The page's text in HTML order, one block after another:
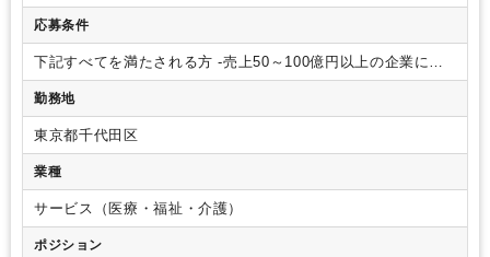
します。 ‐日常経理業務：現金出納帳、月末払請求書等の仕訳
入力、小口現金管理、試算表作成
よび被連結決算業務
‐財務業務：支払関連、銀行対応
‐管理会
計業務：予算作成、予実差異分析、
‐運営ホームの経理業務
（全11ホーム、各ホームに事務担当がおり、その取り纏め）
監査法人対応‐各法律や会計基準の変更等の際の対応 等 ■組
織体制管理部（部長は社長が兼務）-総務課長1名（40代男
性）・経理課長1名（40代女性）
応募条件
下記すべてを満たされる方 ‐売上50～100億円以上の企業にて
経理責任者として業務内容記載の経理実務全般のご経験をお持
ちの方
プレイヤーとしての実務も厭わない方
はありません＞
び上場グループ会社での経理経験をお持ちの方
勤務地
東京都千代田区
業種
サービス（医療・福祉・介護）
ポジション